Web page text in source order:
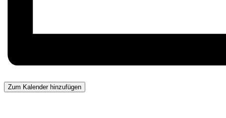
Zum Kalender hinzufügen